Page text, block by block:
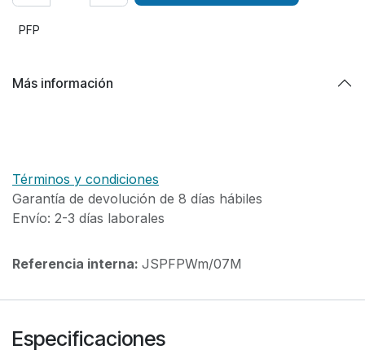
PFP
Más información
Términos y condiciones
Garantía de devolución de 8 días hábiles
Envío: 2-3 días laborales
Referencia interna: JSPFPWm/07M
Especificaciones